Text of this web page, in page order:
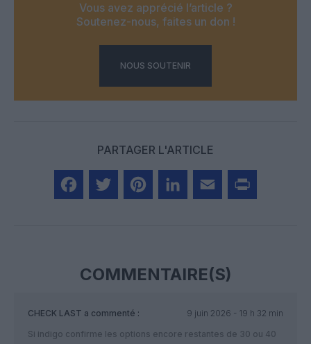
Vous avez apprécié l’article ?
Soutenez-nous, faites un don !
NOUS SOUTENIR
PARTAGER L'ARTICLE
COMMENTAIRE(S)
CHECK LAST a commenté :
9 juin 2026 - 19 h 32 min
Si indigo confirme les options encore restantes de 30 ou 40